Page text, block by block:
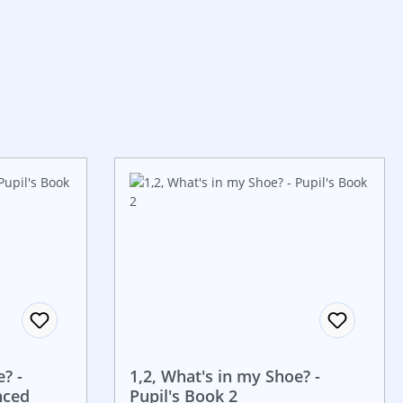
-
1,2, What's in my Shoe? -
Pupil's Book 2